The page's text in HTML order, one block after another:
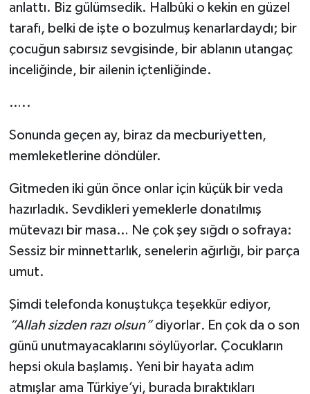
anlattı. Biz gülümsedik. Halbûki o kekin en güzel
tarafı, belki de işte o bozulmuş kenarlardaydı; bir
çocuğun sabırsız sevgisinde, bir ablanın utangaç
inceliğinde, bir ailenin içtenliğinde.
…..
Sonunda geçen ay, biraz da mecburiyetten,
memleketlerine döndüler.
Gitmeden iki gün önce onlar için küçük bir veda
hazırladık. Sevdikleri yemeklerle donatılmış
mütevazı bir masa… Ne çok şey sığdı o sofraya:
Sessiz bir minnettarlık, senelerin ağırlığı, bir parça
umut.
Şimdi telefonda konuştukça teşekkür ediyor,
“Allah sizden razı olsun”diyorlar. En çok da o son
günü unutmayacaklarını söylüyorlar. Çocukların
hepsi okula başlamış. Yeni bir hayata adım
atmışlar ama Türkiye’yi, burada bıraktıkları